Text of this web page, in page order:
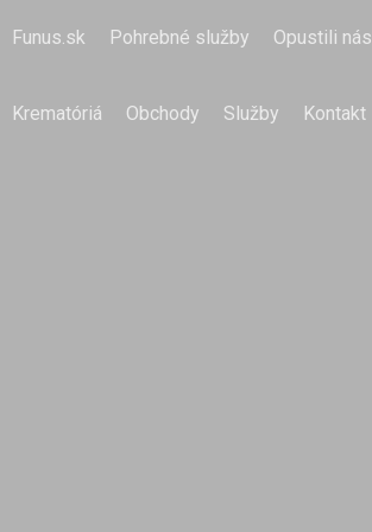
Funus.sk Pohrebné služby Opustili nás
Krematóriá Obchody Služby Kontakt